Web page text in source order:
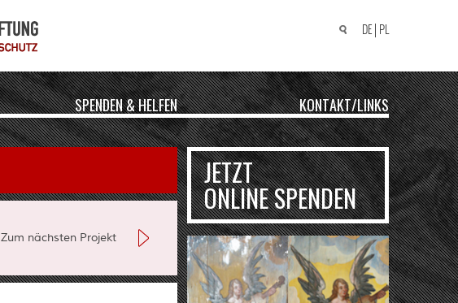
SuchenDE PL
SPENDEN & HELFEN KONTAKT/LINKS
Zum nächsten Projekt
JETZT
ONLINE SPENDEN